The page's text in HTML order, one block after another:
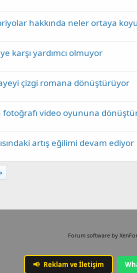
hakkında neler ortaya
karşı yardımcı olmuyor
çizgi romana dönüştürüyor
fotoğrafı video oyununa
artış eğilimi devam ediyor
Forum software by
📢 Reklam ve İletişim